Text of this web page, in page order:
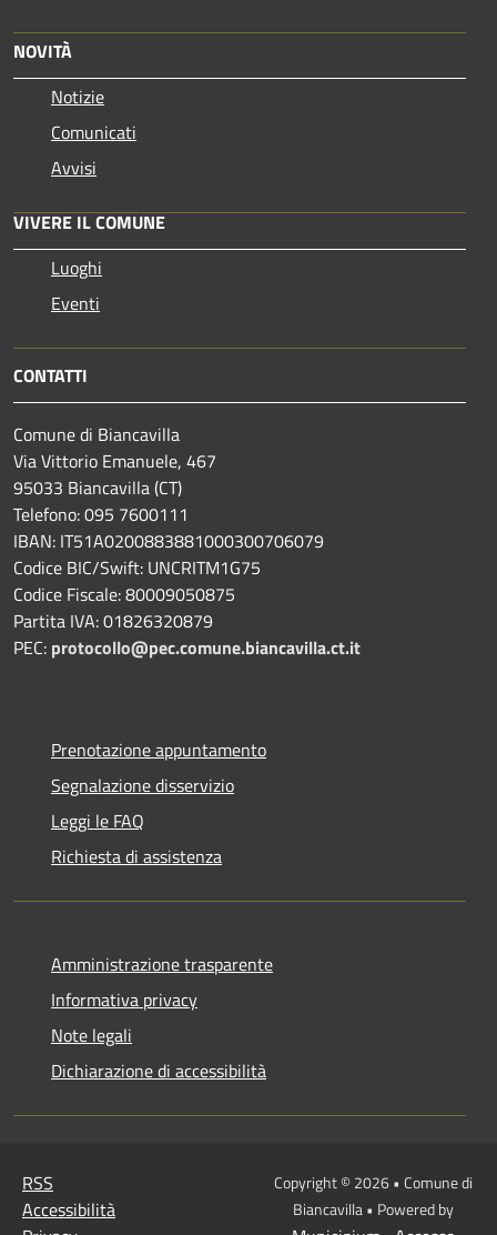
NOVITÀ
Notizie
Comunicati
Avvisi
VIVERE IL COMUNE
Luoghi
Eventi
CONTATTI
Comune di Biancavilla
Via Vittorio Emanuele, 467
95033 Biancavilla (CT)
Telefono: 095 7600111
IBAN: IT51A0200883881000300706079
Codice BIC/Swift: UNCRITM1G75
Codice Fiscale: 80009050875
Partita IVA: 01826320879
PEC: protocollo@pec.comune.biancavilla.ct.it
Prenotazione appuntamento
Segnalazione disservizio
Leggi le FAQ
Richiesta di assistenza
Amministrazione trasparente
Informativa privacy
Note legali
Dichiarazione di accessibilità
RSS
Accessibilità
Copyright © 2026 • Comune di
Biancavilla • Powered by